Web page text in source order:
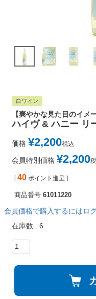
白ワイン
【爽やかな見た目のイメ
ハイヴ & ハニー リ
価格 ¥2,200税込
会員特別価格 ¥2,200
[ 40 ポイント進呈 ]
商品番号 61011220
会員価格で購入するにはロ
在庫数
6